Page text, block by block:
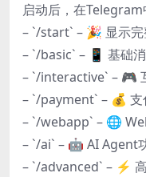
启动后，在Telegram
– `/start` – 🎉 显示完
– `/basic` – 📱 基础
– `/interactive` – 🎮
– `/payment` – 💰 支
– `/webapp` – 🌐
– `/ai` – 🤖 AI Agent
– `/advanced` – ⚡